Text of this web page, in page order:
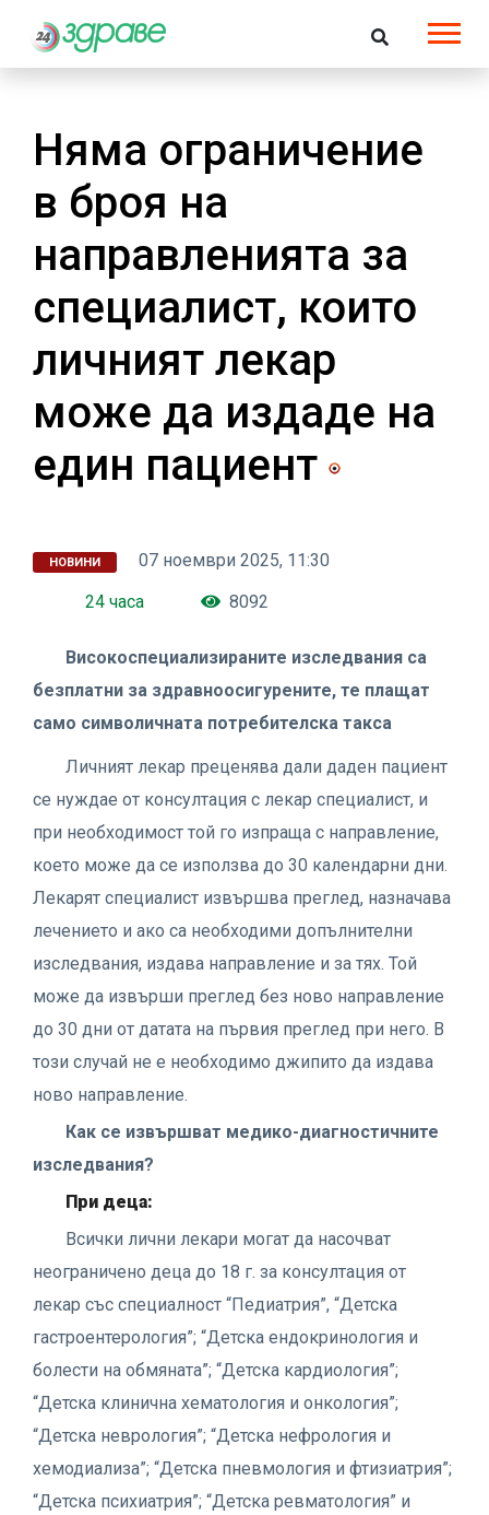
Няма ограничение
в броя на
направленията за
специалист, които
личният лекар
може да издаде на
един пациент
НОВИНИ
07 ноември 2025, 11:30
24 часа
8092
Високоспециализираните изследвания са
безплатни за здравноосигурените, те плащат
само символичната потребителска такса
Личният лекар преценява дали даден пациент
се нуждае от консултация с лекар специалист, и
при необходимост той го изпраща с направление,
което може да се използва до 30 календарни дни.
Лекарят специалист извършва преглед, назначава
лечението и ако са необходими допълнителни
изследвания, издава направление и за тях. Той
може да извърши преглед без ново направление
до 30 дни от датата на първия преглед при него. В
този случай не е необходимо джипито да издава
ново направление.
Как се извършват медико-диагностичните
изследвания?
При деца:
Всички лични лекари могат да насочват
неограничено деца до 18 г. за консултация от
лекар със специалност “Педиатрия”, “Детска
гастроентерология”; “Детска ендокринология и
болести на обмяната”; “Детска кардиология”;
“Детска клинична хематология и онкология”;
“Детска неврология”; “Детска нефрология и
хемодиализа”; “Детска пневмология и фтизиатрия”;
“Детска психиатрия”; “Детска ревматология” и